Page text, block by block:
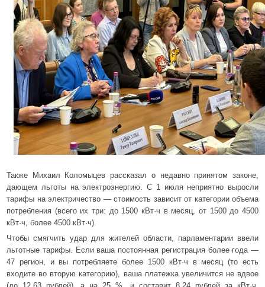
Также Михаил Коломыцев рассказал о недавно принятом законе,
дающем льготы на электроэнергию. С 1 июля неприятно выросли
тарифы на электричество — стоимость зависит от категории объема
потребления (всего их три: до 1500 кВт·ч в месяц, от 1500 до 4500
кВт·ч, более 4500 кВт·ч).
Чтобы смягчить удар для жителей области, парламентарии ввели
льготные тарифы. Если ваша постоянная регистрация более года —
47 регион, и вы потребляете более 1500 кВт·ч в месяц (то есть
входите во вторую категорию), ваша платежка увеличится не вдвое